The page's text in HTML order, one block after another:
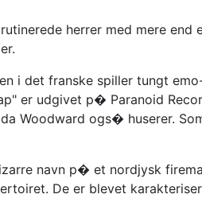
herrer med mere
i det franske spiller tungt
er udgivet p� Paranoid
Woodward ogs� huserer.
navn p� et nordjysk
De er blevet